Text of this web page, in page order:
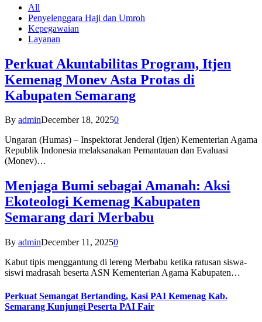
All
Penyelenggara Haji dan Umroh
Kepegawaian
Layanan
Perkuat Akuntabilitas Program, Itjen
Kemenag Monev Asta Protas di
Kabupaten Semarang
By adminDecember 18, 20250
Ungaran (Humas) – Inspektorat Jenderal (Itjen) Kementerian Agama
Republik Indonesia melaksanakan Pemantauan dan Evaluasi
(Monev)…
Menjaga Bumi sebagai Amanah: Aksi
Ekoteologi Kemenag Kabupaten
Semarang dari Merbabu
By adminDecember 11, 20250
Kabut tipis menggantung di lereng Merbabu ketika ratusan siswa-
siswi madrasah beserta ASN Kementerian Agama Kabupaten…
Perkuat Semangat Bertanding, Kasi PAI Kemenag Kab.
Semarang Kunjungi Peserta PAI Fair